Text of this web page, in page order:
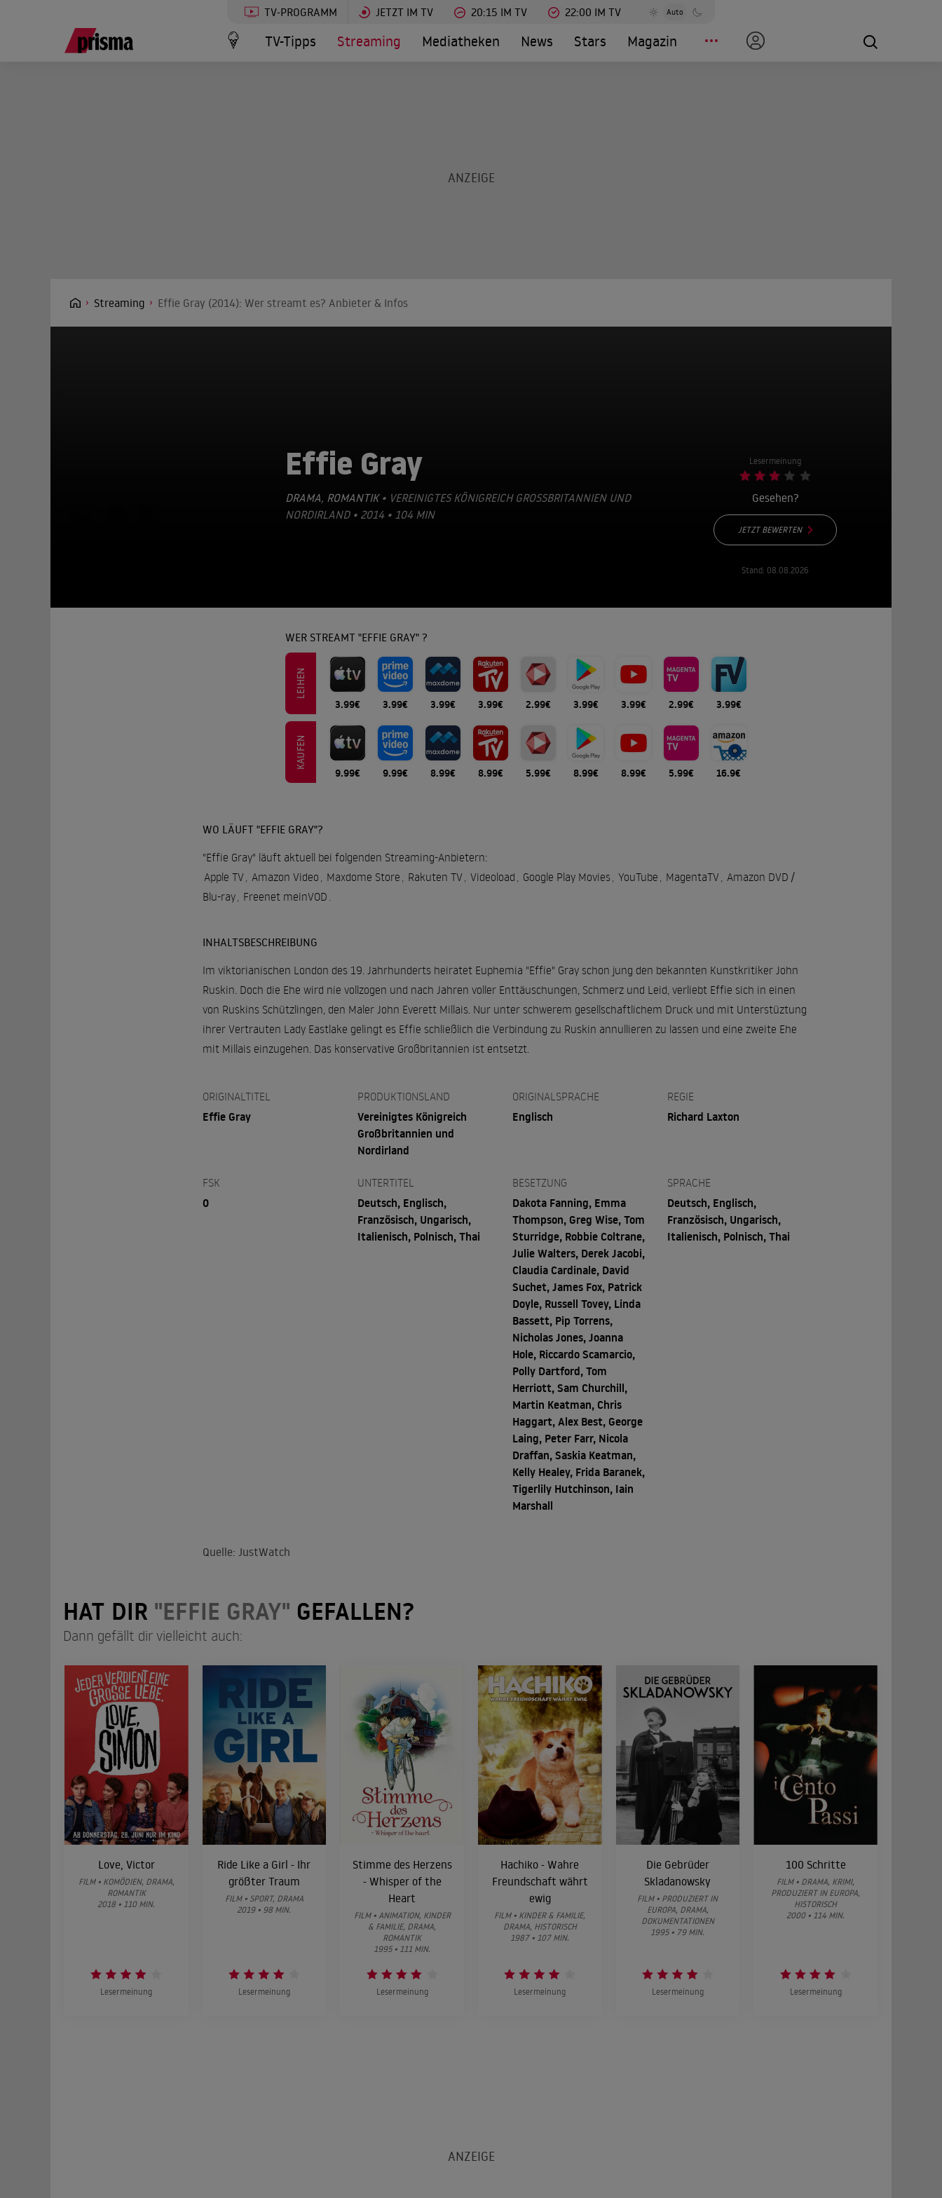
TV-PROGRAMM JETZT IM TV 20:15 IM TV 22:00 IM TV Auto
TV-Tipps Streaming Mediatheken News Stars Magazin
Streaming Effie Gray (2014): Wer streamt es? Anbieter & Infos
Effie Gray
DRAMA, ROMANTIK• VEREINIGTES KÖNIGREICH GROSSBRITANNIEN UND N
ORDIRLAND • 2014 • 104 MIN
Lesermeinung
Gesehen?
JETZT BEWERTEN
Stand: 08.08.2026
WER STREAMT "EFFIE GRAY" ?
LEIHEN
3.99€ 3.99€ 3.99€ 3.99€ 2.99€ 3.99€ 3.99€ 2.99€ 3.99€
KAUFEN
9.99€ 9.99€ 8.99€ 8.99€ 5.99€ 8.99€ 8.99€ 5.99€ 16.9€
WO LÄUFT "EFFIE GRAY"?
"Effie Gray" läuft aktuell bei folgenden Streaming-Anbietern:
Apple TV, Amazon Video , Maxdome Store , Rakuten TV, Videoload , Google Play Movies, YouTube , MagentaTV, Amazon DVD /
Blu-ray, Freenet meinVOD .
INHALTSBESCHREIBUNG
Im viktorianischen London des 19. Jahrhunderts heiratet Euphemia "Effie" Gray schon jung den bekannten Kunstkritiker John
Ruskin. Doch die Ehe wird nie vollzogen und nach Jahren voller Enttäuschungen, Schmerz und Leid, verliebt Effie sich in einen
von Ruskins Schützlingen, den Maler John Everett Millais. Nur unter schwerem gesellschaftlichem Druck und mit Unterstüztung
ihrer Vertrauten Lady Eastlake gelingt es Effie schließlich die Verbindung zu Ruskin annullieren zu lassen und eine zweite Ehe
mit Millais einzugehen. Das konservative Großbritannien ist entsetzt.
ORIGINALTITEL
Effie Gray
PRODUKTIONSLAND
Vereinigtes Königreich
Großbritannien und
Nordirland
ORIGINALSPRACHE
Englisch
REGIE
Richard Laxton
FSK
0
UNTERTITEL
Deutsch, Englisch,
Französisch, Ungarisch,
Italienisch, Polnisch, Thai
BESETZUNG
Dakota Fanning, Emma
Thompson, Greg Wise, Tom
Sturridge, Robbie Coltrane,
Julie Walters, Derek Jacobi,
Claudia Cardinale, David
Suchet, James Fox, Patrick
Doyle, Russell Tovey, Linda
Bassett, Pip Torrens,
Nicholas Jones, Joanna
Hole, Riccardo Scamarcio,
Polly Dartford, Tom
Herriott, Sam Churchill,
Martin Keatman, Chris
Haggart, Alex Best, George
Laing, Peter Farr, Nicola
Draffan, Saskia Keatman,
Kelly Healey, Frida Baranek,
Tigerlily Hutchinson, Iain
Marshall
SPRACHE
Deutsch, Englisch,
Französisch, Ungarisch,
Italienisch, Polnisch, Thai
Quelle: JustWatch
HAT DIR "EFFIE GRAY" GEFALLEN?
Dann gefällt dir vielleicht auch:
Love, Victor
FILM • KOMÖDIEN, DRAMA,
ROMANTIK
2018 • 110 MIN.
Lesermeinung
Ride Like a Girl - Ihr
größter Traum
FILM • SPORT, DRAMA
2019 • 98 MIN.
Lesermeinung
Stimme des Herzens
- Whisper of the
Heart
FILM • ANIMATION, KINDER
& FAMILIE, DRAMA,
ROMANTIK
1995 • 111 MIN.
Lesermeinung
Hachiko - Wahre
Freundschaft währt
ewig
FILM • KINDER & FAMILIE,
DRAMA, HISTORISCH
1987 • 107 MIN.
Lesermeinung
Die Gebrüder
Skladanowsky
FILM • PRODUZIERT IN
EUROPA, DRAMA,
DOKUMENTATIONEN
1995 • 79 MIN.
Lesermeinung
100 Schritte
FILM • DRAMA, KRIMI,
PRODUZIERT IN EUROPA,
HISTORISCH
2000 • 114 MIN.
Lesermeinung